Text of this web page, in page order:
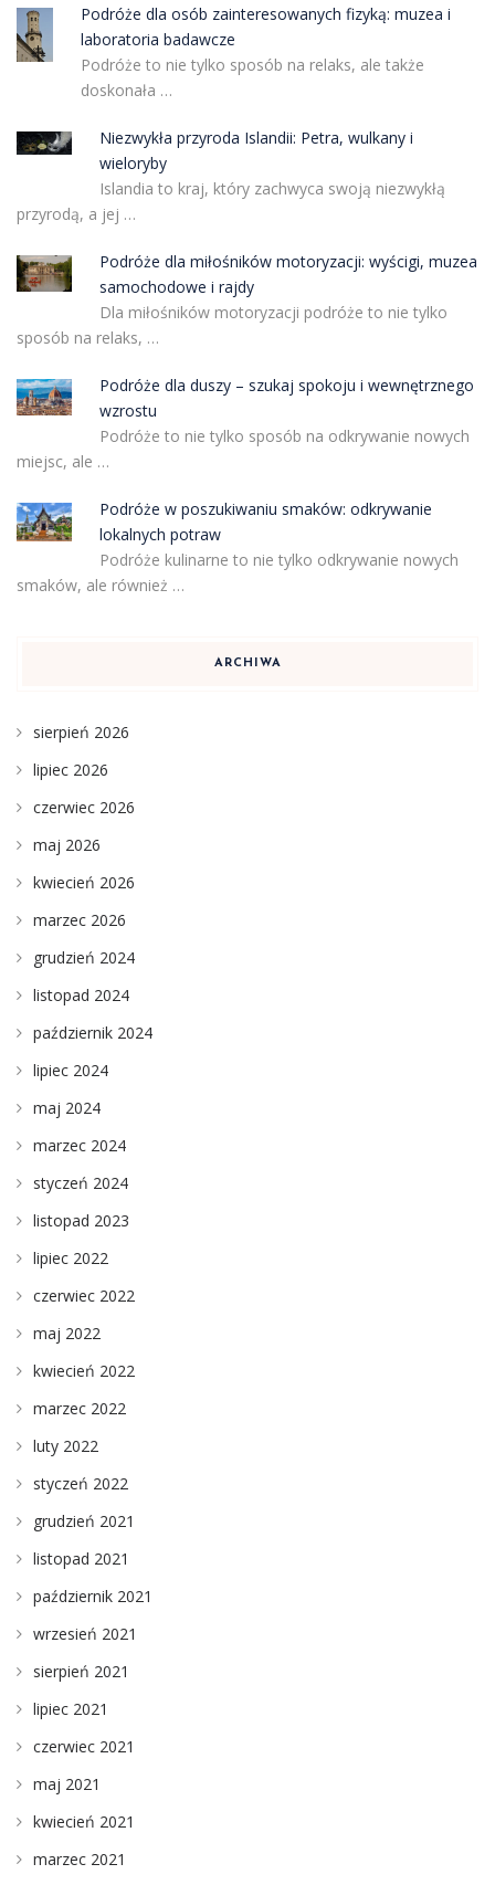
Podróże dla osób zainteresowanych fizyką: muzea i
laboratoria badawcze
Podróże to nie tylko sposób na relaks, ale także
doskonała …
Niezwykła przyroda Islandii: Petra, wulkany i
wieloryby
Islandia to kraj, który zachwyca swoją niezwykłą
przyrodą, a jej …
Podróże dla miłośników motoryzacji: wyścigi, muzea
samochodowe i rajdy
Dla miłośników motoryzacji podróże to nie tylko
sposób na relaks, …
Podróże dla duszy – szukaj spokoju i wewnętrznego
wzrostu
Podróże to nie tylko sposób na odkrywanie nowych
miejsc, ale …
Podróże w poszukiwaniu smaków: odkrywanie
lokalnych potraw
Podróże kulinarne to nie tylko odkrywanie nowych
smaków, ale również …
ARCHIWA
sierpień 2026
lipiec 2026
czerwiec 2026
maj 2026
kwiecień 2026
marzec 2026
grudzień 2024
listopad 2024
październik 2024
lipiec 2024
maj 2024
marzec 2024
styczeń 2024
listopad 2023
lipiec 2022
czerwiec 2022
maj 2022
kwiecień 2022
marzec 2022
luty 2022
styczeń 2022
grudzień 2021
listopad 2021
październik 2021
wrzesień 2021
sierpień 2021
lipiec 2021
czerwiec 2021
maj 2021
kwiecień 2021
marzec 2021